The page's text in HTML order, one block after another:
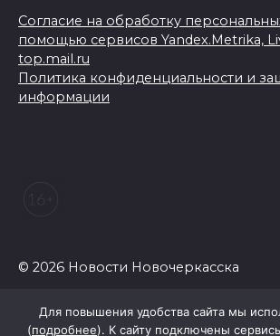
Согласие на обработку
помощью сервисов Yandex.Metrika,
top.mail.ru
Политика конфиденциальности и
информации
© 2026 Новости Новочеркасска
Для повышения удобства сайта мы
(подробнее). К сайту подключены